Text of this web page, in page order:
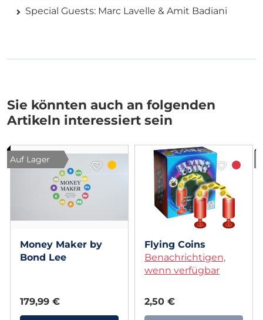
Special Guests: Marc Lavelle & Amit Badiani
Sie könnten auch an folgenden
Artikeln interessiert sein
Auf Lager
Money Maker by
Bond Lee
179,99 €
Flying Coins
Benachrichtigen,
wenn verfügbar
2,50 €